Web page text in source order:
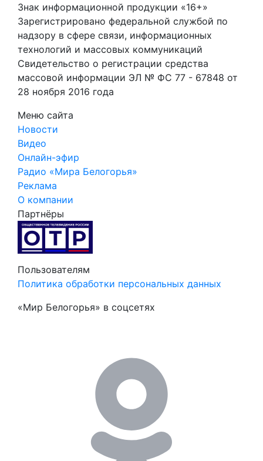
Знак информационной продукции «16+»
Зарегистрировано федеральной службой по
надзору в сфере связи, информационных
технологий и массовых коммуникаций
Свидетельство о регистрации средства
массовой информации ЭЛ № ФС 77 - 67848 от
28 ноября 2016 года
Меню сайта
Новости
Видео
Онлайн-эфир
Радио «Мира Белогорья»
Реклама
О компании
Партнёры
Пользователям
Политика обработки персональных данных
«Мир Белогорья» в соцсетях